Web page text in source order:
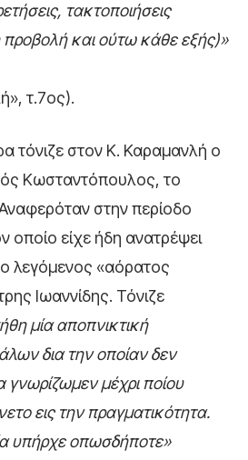
τακτοποιήσεις
και ούτω κάθε εξής)»
τ.7ος).
τόνιζε στον Κ. Καραμανλή ο
Κωσταντόπουλος, το
στην περίοδο
είχε ήδη ανατρέψει
λεγόμενος «αόρατος
Ιωαννίδης. Τόνιζε
μία αποπνικτική
δια την οποίαν δεν
μέχρι ποίου
εις την πραγματικότητα.
υπήρχε οπωσδήποτε»